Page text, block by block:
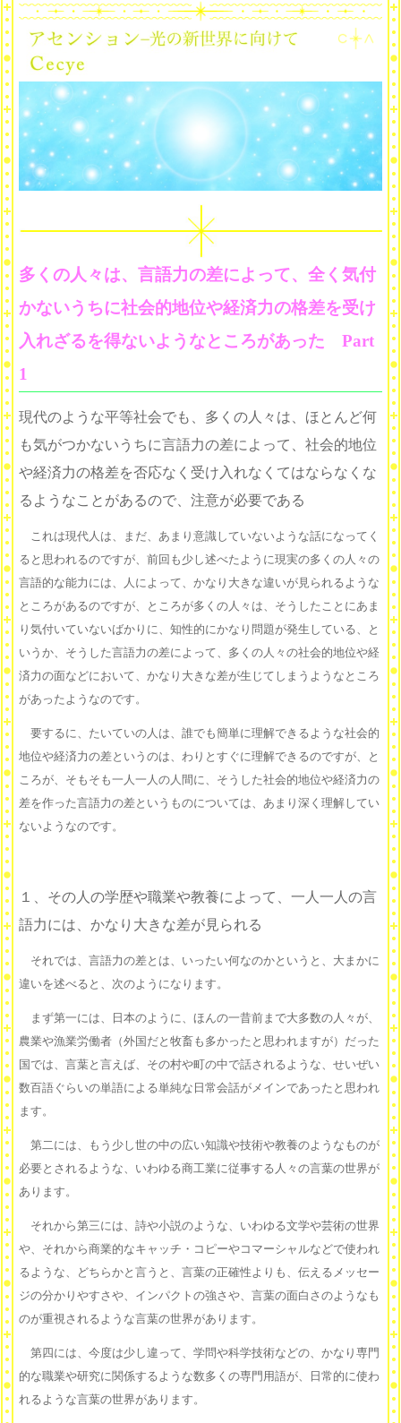
多くの人々は、言語力の差によって、全く気付
かないうちに社会的地位や経済力の格差を受け
入れざるを得ないようなところがあった Part
1
現代のような平等社会でも、多くの人々は、ほとんど何
も気がつかないうちに言語力の差によって、社会的地位
や経済力の格差を否応なく受け入れなくてはならなくな
るようなことがあるので、注意が必要である
これは現代人は、まだ、あまり意識していないような話になってく
ると思われるのですが、前回も少し述べたように現実の多くの人々の
言語的な能力には、人によって、かなり大きな違いが見られるような
ところがあるのですが、ところが多くの人々は、そうしたことにあま
り気付いていないばかりに、知性的にかなり問題が発生している、と
いうか、そうした言語力の差によって、多くの人々の社会的地位や経
済力の面などにおいて、かなり大きな差が生じてしまうようなところ
があったようなのです。
要するに、たいていの人は、誰でも簡単に理解できるような社会的
地位や経済力の差というのは、わりとすぐに理解できるのですが、と
ころが、そもそも一人一人の人間に、そうした社会的地位や経済力の
差を作った言語力の差というものについては、あまり深く理解してい
ないようなのです。
１、その人の学歴や職業や教養によって、一人一人の言
語力には、かなり大きな差が見られる
それでは、言語力の差とは、いったい何なのかというと、大まかに
違いを述べると、次のようになります。
まず第一には、日本のように、ほんの一昔前まで大多数の人々が、
農業や漁業労働者（外国だと牧畜も多かったと思われますが）だった
国では、言葉と言えば、その村や町の中で話されるような、せいぜい
数百語ぐらいの単語による単純な日常会話がメインであったと思われ
ます。
第二には、もう少し世の中の広い知識や技術や教養のようなものが
必要とされるような、いわゆる商工業に従事する人々の言葉の世界が
あります。
それから第三には、詩や小説のような、いわゆる文学や芸術の世界
や、それから商業的なキャッチ・コピーやコマーシャルなどで使われ
るような、どちらかと言うと、言葉の正確性よりも、伝えるメッセー
ジの分かりやすさや、インパクトの強さや、言葉の面白さのようなも
のが重視されるような言葉の世界があります。
第四には、今度は少し違って、学問や科学技術などの、かなり専門
的な職業や研究に関係するような数多くの専門用語が、日常的に使わ
れるような言葉の世界があります。